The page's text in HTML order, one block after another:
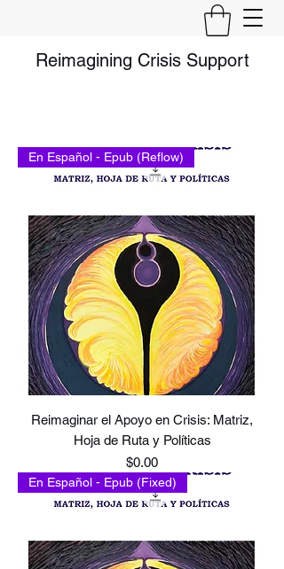
Reimagining Crisis Support
En Español - Epub (Reflow)
Reimaginar el Apoyo en Crisis: Matriz,
Hoja de Ruta y Políticas
Price
$0.00
En Español - Epub (Fixed)